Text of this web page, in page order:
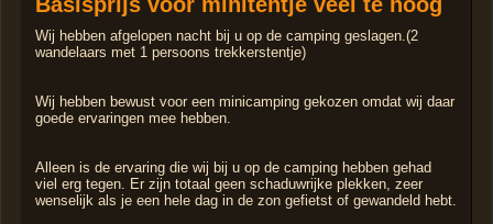
Wij hebben afgelopen nacht bij u op de camping geslagen.(2
wandelaars met 1 persoons trekkerstentje)
Wij hebben bewust voor een minicamping gekozen omdat wij daar
goede ervaringen mee hebben.
Alleen is de ervaring die wij bij u op de camping hebben gehad
viel erg tegen. Er zijn totaal geen schaduwrijke plekken, zeer
wenselijk als je een hele dag in de zon gefietst of gewandeld hebt.